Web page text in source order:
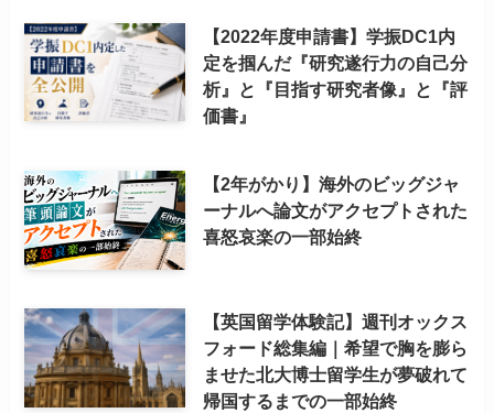
【2022年度申請書】学振DC1内
定を掴んだ『研究遂行力の自己分
析』と『目指す研究者像』と『評
価書』
【2年がかり】海外のビッグジャ
ーナルへ論文がアクセプトされた
喜怒哀楽の一部始終
【英国留学体験記】週刊オックス
フォード総集編｜希望で胸を膨ら
ませた北大博士留学生が夢破れて
帰国するまでの一部始終